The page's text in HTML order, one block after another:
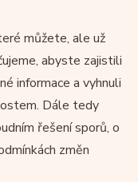
můžete, ale už
abyste zajistili
informace a vyhnuli
Dále tedy
řešení sporů, o
změn